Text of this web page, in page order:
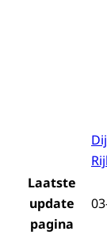
Laatste
update
pagina